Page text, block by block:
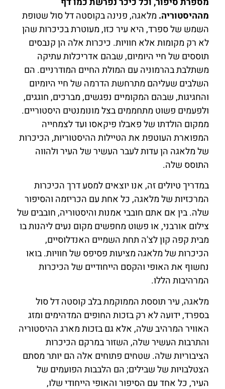
מההיסטוריה. מלאגה, פנינה בקוסטה דל סול שטופת
השמש של ספרד, היא עיר כזו, מעוטרת בכיכרות שהן
לא רק מקומות אלא חוויות. כיכרות אלה הן קנבסים
תוססים של חיי היומיום, שבהם אדריכלות עתיקה
משתלבת בהרמוניה עם המולת החיים המודרניים. הם
השלבים שעליהם מתרחשת הדרמה של חיי היומיום
והחגיגות, שבהם המקומיים נפגשים, מברכים, חוגגים,
ולפעמים פשוט מתחממים בצל מונומנטים היסטוריים.
ממקום הולדתו של פאבלו פיקאסו ועד לצמחייה
המפוארת העוטפת את הטיילות ההיסטוריות, הכיכרות
של מלאגה הן עדות לעבר העשיר של העיר ולהווה
התוסס שלה.
במדריך טיולים זה, אנו יוצאים למסע דרך הכיכרות
המרכזיות של מלאגה, כל אחת עם הכריזמה והסיפור
שלה. בין אם אתם חובבי אמנות והיסטוריה, חובבים של
צילום אורבני, או פשוט מחפשים מקום נעים ליהנות בו
מבית קפה קון לצ'ה תחת השמיים האנדלוסיים,
הכיכרות של מלאגה מציעות פסיפס של חוויות. בואו
נחשוף את האופי והקסם הייחודיים של הכיכרות
המרהיבות הללו.
מלאגה, עיר תוססת הממוקמת בלב קוסטה דל סול
בספרד, ידועה לא רק בזכות החופים המדהימים ומזג
האוויר המרהיב שלה, אלא גם בזכות מארג ההיסטוריה
והתרבות העשיר שלה, השזור במרקם הכיכרות
הציבוריות שלה. שטחים פתוחים אלה הם יותר מסתם
הצטלבויות של שבילים; הם הלבבות הפועמים של
העיר, כל אחד עם הסיפור והאופי הייחודי שלו,